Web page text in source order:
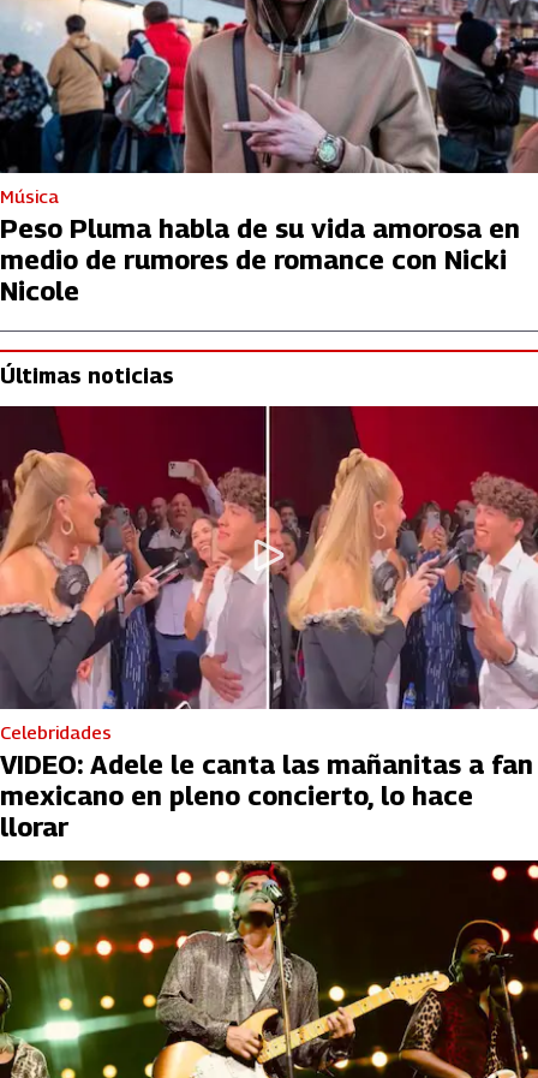
Música
Peso Pluma habla de su vida amorosa en
medio de rumores de romance con Nicki
Nicole
Últimas noticias
Celebridades
VIDEO: Adele le canta las mañanitas a fan
mexicano en pleno concierto, lo hace
llorar